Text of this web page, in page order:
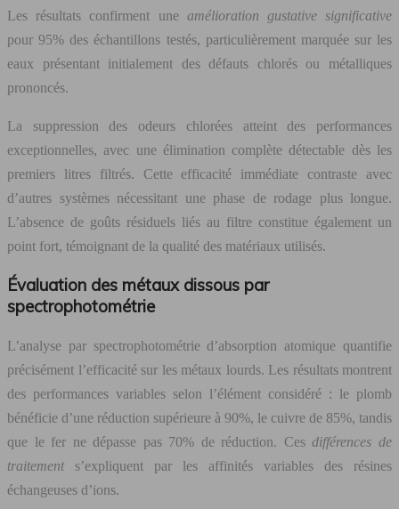
Les résultats confirment une amélioration gustative significative
pour 95% des échantillons testés, particulièrement marquée sur les
eaux présentant initialement des défauts chlorés ou métalliques
prononcés.
La suppression des odeurs chlorées atteint des performances
exceptionnelles, avec une élimination complète détectable dès les
premiers litres filtrés. Cette efficacité immédiate contraste avec
d’autres systèmes nécessitant une phase de rodage plus longue.
L’absence de goûts résiduels liés au filtre constitue également un
point fort, témoignant de la qualité des matériaux utilisés.
Évaluation des métaux dissous par
spectrophotométrie
L’analyse par spectrophotométrie d’absorption atomique quantifie
précisément l’efficacité sur les métaux lourds. Les résultats montrent
des performances variables selon l’élément considéré : le plomb
bénéficie d’une réduction supérieure à 90%, le cuivre de 85%, tandis
que le fer ne dépasse pas 70% de réduction. Cesdifférences de
traitement s’expliquent par les affinités variables des résines
échangeuses d’ions.